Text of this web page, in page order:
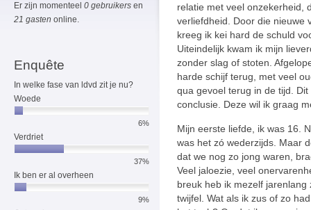
Er zijn momenteel 0 gebruikers en
21 gasten online.
Enquête
In welke fase van ldvd zit je nu?
Woede
6%
Verdriet
37%
Ik ben er al overheen
9%
relatie met veel onzekerheid,
verliefdheid. Door die nieuwe
kreeg ik kei hard de schuld
Uiteindelijk kwam ik mijn
zonder slag of stoten.
harde schijf terug, met veel
qua gevoel terug in de tijd.
conclusie. Deze wil ik graag
Mijn eerste liefde, ik was 16.
was het zó wederzijds. Maar
dat we nog zo jong waren,
Veel jaloezie, veel
breuk heb ik mezelf
twijfel. Wat als ik zus of zo